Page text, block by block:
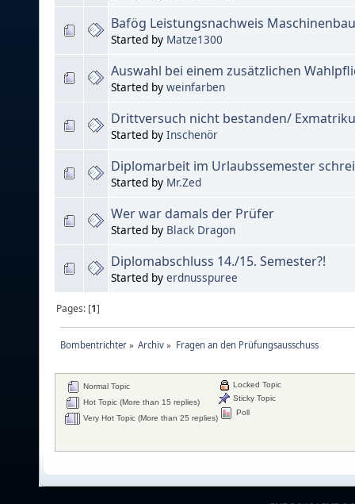
Bafög Leistungsnachweis
Started by Matze1300
Auswahl bei einem zusätzlichen
Started by weinfarben
Drittversuch nicht bestanden/
Started by Inschenör
Diplomarbeit im Urlaubssemester
Started by Mr.Zed
Wer war damals der Prüfer
Started by Black Dragon
Diplomabschluss 14./15. Semester?!
Started by erdnusspuree
Pages: [1]
Bombentrichter» Archiv » Fragen an den Prüfungsausschuss
Normal Topic
Hot Topic (More than 15 replies)
Very Hot Topic (More than 25 replies)
Locked Topic
Sticky Topic
Poll